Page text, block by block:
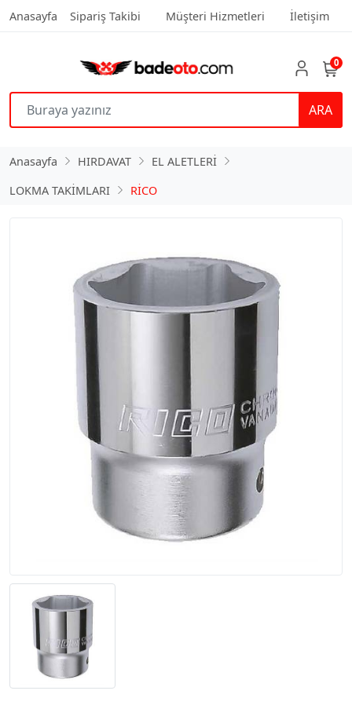
Anasayfa Sipariş Takibi Müşteri Hizmetleri İletişim
ARA
0
Anasayfa HIRDAVAT
EL ALETLERİ
LOKMA TAKİMLARI
RİCO